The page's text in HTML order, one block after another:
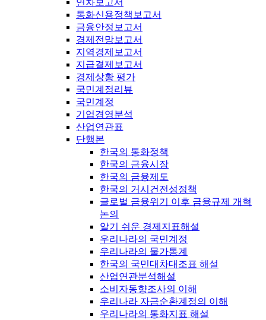
연차보고서
통화신용정책보고서
금융안정보고서
경제전망보고서
지역경제보고서
지급결제보고서
경제상황 평가
국민계정리뷰
국민계정
기업경영분석
산업연관표
단행본
한국의 통화정책
한국의 금융시장
한국의 금융제도
한국의 거시건전성정책
글로벌 금융위기 이후 금융규제 개혁
논의
알기 쉬운 경제지표해설
우리나라의 국민계정
우리나라의 물가통계
한국의 국민대차대조표 해설
산업연관분석해설
소비자동향조사의 이해
우리나라 자금순환계정의 이해
우리나라의 통화지표 해설